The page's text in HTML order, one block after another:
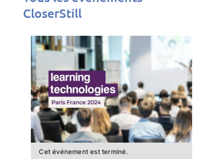
CloserStill
Cet événement est terminé.